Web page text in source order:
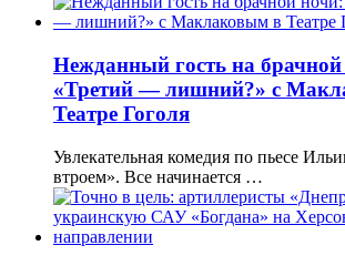
Нежданный гость на
«Третий — лишний?» с
Театре Гоголя
Увлекательная комедия по пьесе
втроем». Все начинается …